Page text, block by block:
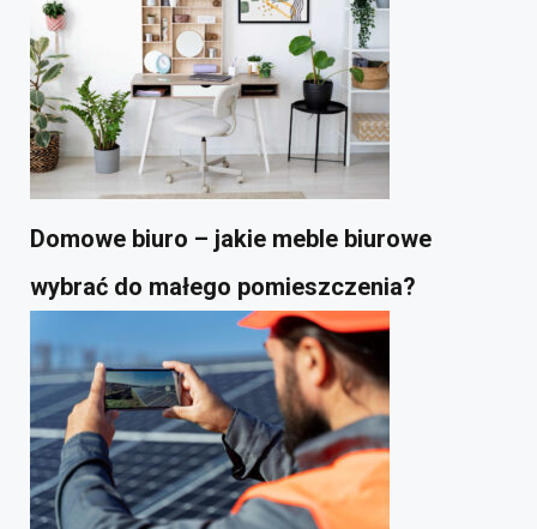
Domowe biuro – jakie meble biurowe
wybrać do małego pomieszczenia?